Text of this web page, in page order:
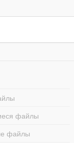
файлы
файлы